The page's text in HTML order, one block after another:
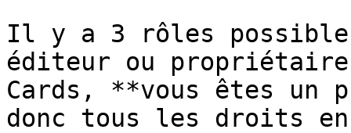
Il y a 3 rôles
éditeur ou
Cards, **vous êtes un
donc tous les droits